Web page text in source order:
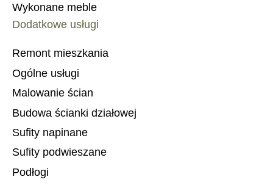
Wykonane meble
Dodatkowe usługi
Remont mieszkania
Ogólne usługi
Malowanie ścian
Budowa ścianki działowej
Sufity napinane
Sufity podwieszane
Podłogi